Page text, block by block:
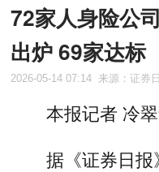
72家人身险公
出炉 69家达标
2026-05-14 07:14 来源：证券
本报记者 冷
据《证券日